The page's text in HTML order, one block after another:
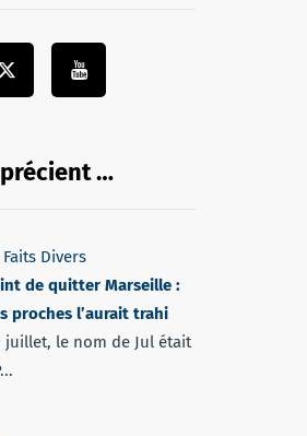
…
Faits Divers
de quitter Marseille :
proches l’aurait trahi
juillet, le nom de Jul était